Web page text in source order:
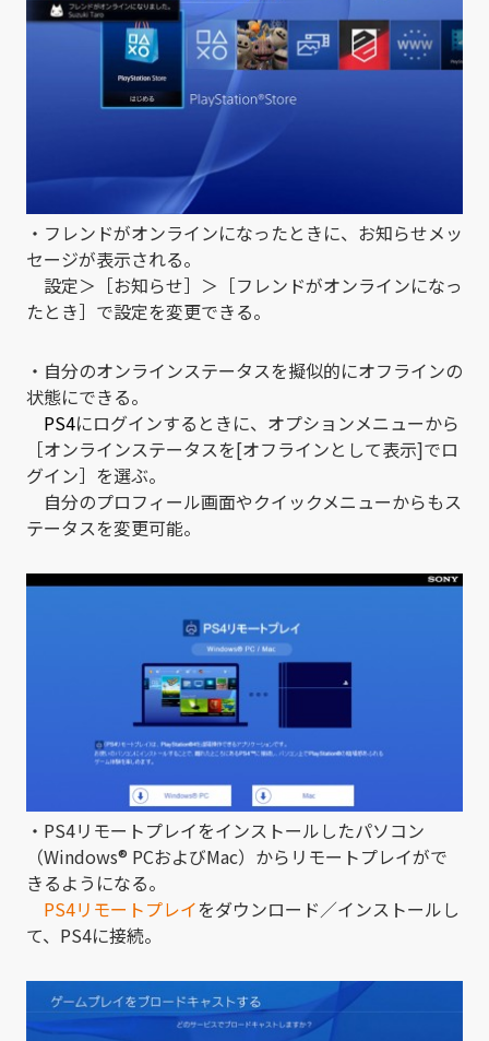
・フレンドがオンラインになったときに、お知らせメッ
セージが表示される。
設定＞［お知らせ］＞［フレンドがオンラインになっ
たとき］で設定を変更できる。
・自分のオンラインステータスを擬似的にオフラインの
状態にできる。
PS4にログインするときに、オプションメニューから
［オンラインステータスを[オフラインとして表示]でロ
グイン］を選ぶ。
自分のプロフィール画面やクイックメニューからもス
テータスを変更可能。
・PS4リモートプレイをインストールしたパソコン
（Windows® PCおよびMac）からリモートプレイがで
きるようになる。
PS4リモートプレイをダウンロード／インストールし
て、PS4に接続。